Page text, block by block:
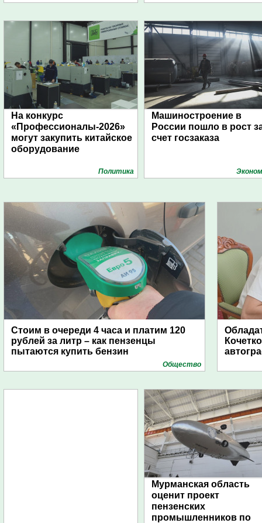
На конкурс
«Профессионалы-2026»
могут закупить китайское
оборудование
Политика
Машиностроение в
России пошло в рост
счет госзаказа
Стоим в очереди 4 часа и платим 120
рублей за литр – как пензенцы
пытаются купить бензин
Общество
Мурманская область
оценит проект
пензенских
промышленников по